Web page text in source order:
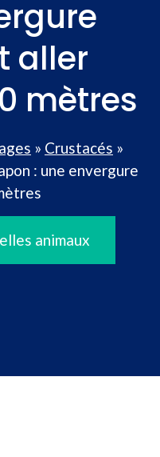
aller
mètres
» Crustacés »
: une envergure
animaux